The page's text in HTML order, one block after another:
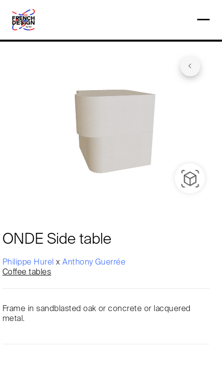
ONDE Side table
Philippe HurelxAnthony Guerrée
Coffee tables
Frame in sandblasted oak or concrete or lacquered
metal.